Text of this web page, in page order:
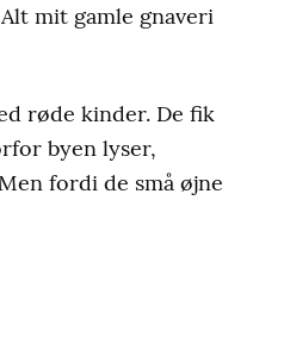
mit gamle gnaveri
røde kinder. De fik
byen lyser,
fordi de små øjne